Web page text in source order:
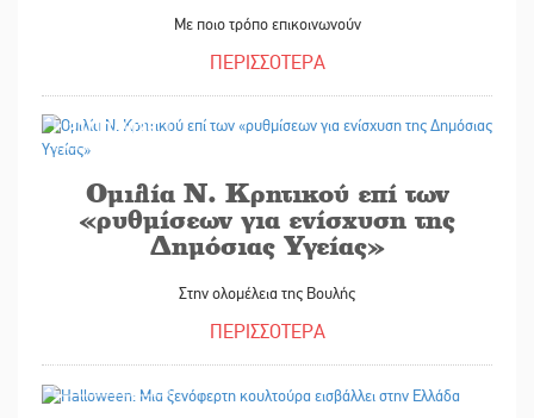
Με ποιο τρόπο επικοινωνούν
ΠΕΡΙΣΣΟΤΕΡΑ
31/10/2025
Ομιλία Ν. Κρητικού επί των
«ρυθμίσεων για ενίσχυση της
Δημόσιας Υγείας»
Στην ολομέλεια της Βουλής
ΠΕΡΙΣΣΟΤΕΡΑ